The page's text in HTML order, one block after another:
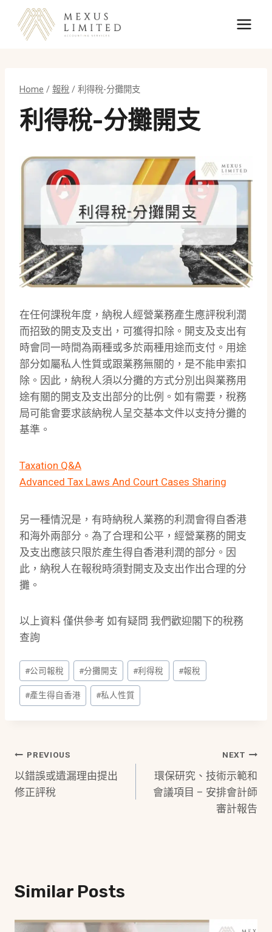
content
Home / 報稅 / 利得稅-分攤開支
利得稅-分攤開支
在任何課稅年度，納稅人經營業務產生應評稅利潤
而招致的開支及支出，可獲得扣除。開支及支出有
時會同一時間為兩種或多於兩種用途而支付。用途
部分如屬私人性質或跟業務無關的，是不能申索扣
除。因此，納稅人須以分攤的方式分別出與業務用
途有關的開支及支出部分的比例。如有需要，稅務
局可能會要求該納稅人呈交基本文件以支持分攤的
基準。
Taxation Q&A
Advanced Tax Laws And Court Cases Sharing
另一種情況是，有時納稅人業務的利潤會得自香港
和海外兩部分。為了合理和公平，經營業務的開支
及支出應該只限於產生得自香港利潤的部分。因
此，納稅人在報稅時須對開支及支出作出合理的分
攤。
以上資料 僅供參考 如有疑問 我們歡迎閣下的稅務
查詢
Post
Tags:
#公司報稅 #分攤開支 #利得稅 #報稅
#產生得自香港 #私人性質
Post
Navigation
PREVIOUS
以錯誤或遺漏理由提出
修正評稅
NEXT
環保研究、技術示範和
會議項目 – 安排會計師
審計報告
Similar Posts